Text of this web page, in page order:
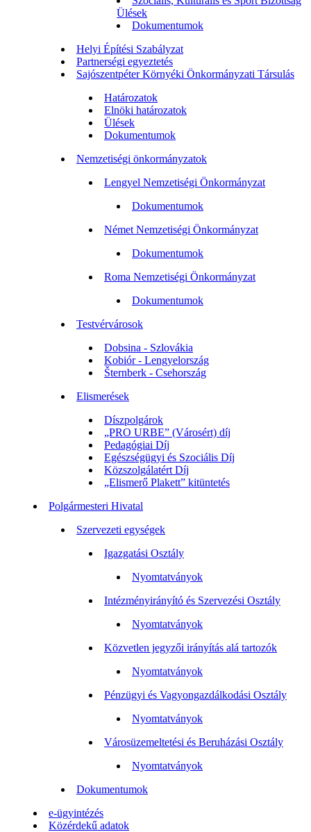
Ülések
Dokumentumok
Helyi Építési Szabályzat
Partnerségi egyeztetés
Sajószentpéter Környéki Önkormányzati Társulás
Határozatok
Elnöki határozatok
Ülések
Dokumentumok
Nemzetiségi önkormányzatok
Lengyel Nemzetiségi Önkormányzat
Dokumentumok
Német Nemzetiségi Önkormányzat
Dokumentumok
Roma Nemzetiségi Önkormányzat
Dokumentumok
Testvérvárosok
Dobsina - Szlovákia
Kobiór - Lengyelország
Šternberk - Csehország
Elismerések
Díszpolgárok
„PRO URBE” (Városért) díj
Pedagógiai Díj
Egészségügyi és Szociális Díj
Közszolgálatért Díj
„Elismerő Plakett” kitüntetés
Polgármesteri Hivatal
Szervezeti egységek
Igazgatási Osztály
Nyomtatványok
Intézményirányító és Szervezési Osztály
Nyomtatványok
Közvetlen jegyzői irányítás alá tartozók
Nyomtatványok
Pénzügyi és Vagyongazdálkodási Osztály
Nyomtatványok
Városüzemeltetési és Beruházási Osztály
Nyomtatványok
Dokumentumok
e-ügyintézés
Közérdekű adatok